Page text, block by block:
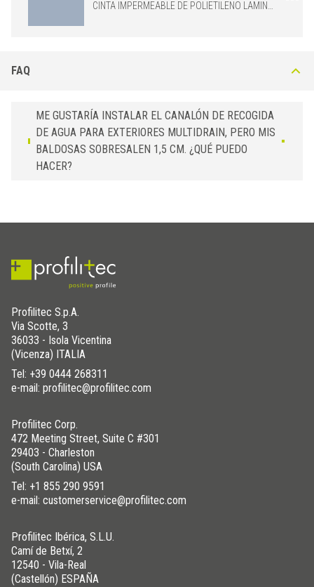
FAQ
ME GUSTARÍA INSTALAR EL CANALÓN DE RECOGIDA
DE AGUA PARA EXTERIORES MULTIDRAIN, PERO MIS
BALDOSAS SOBRESALEN 1,5 CM. ¿QUÉ PUEDO
HACER?
Profilitec S.p.A.
Via Scotte, 3
36033 - Isola Vicentina
(Vicenza) ITALIA
Tel: +39 0444 268311
e-mail: profilitec@profilitec.com
Profilitec Corp.
472 Meeting Street, Suite C #301
29403 - Charleston
(South Carolina) USA
Tel: +1 855 290 9591
e-mail: customerservice@profilitec.com
Profilitec Ibérica, S.L.U.
Camí de Betxí, 2
12540 - Vila-Real
(Castellón) ESPAÑA